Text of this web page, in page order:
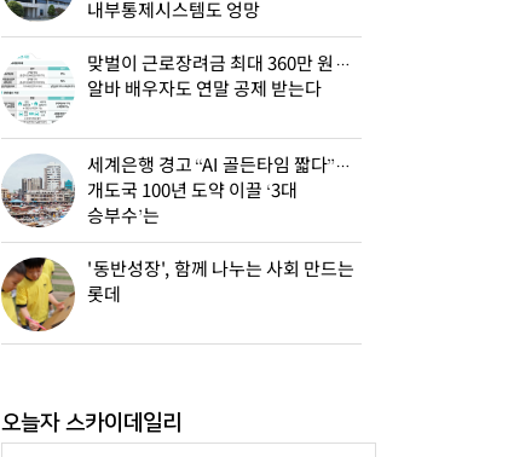
내부통제시스템도 엉망
맞벌이 근로장려금 최대 360만 원…
알바 배우자도 연말 공제 받는다
세계은행 경고 “AI 골든타임 짧다”…
개도국 100년 도약 이끌 ‘3대
승부수’는
'동반성장', 함께 나누는 사회 만드는
롯데
오늘자 스카이데일리